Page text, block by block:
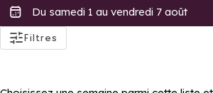
Filtres
actifs